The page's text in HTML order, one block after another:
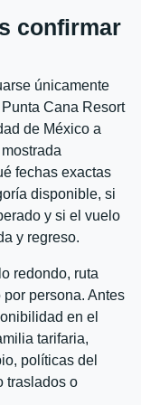
confirmar
únicamente
Cana Resort
de México a
fechas exactas
disponible, si
y si el vuelo
y regreso.
redondo, ruta
persona. Antes
en el
tarifaria,
políticas del
traslados o